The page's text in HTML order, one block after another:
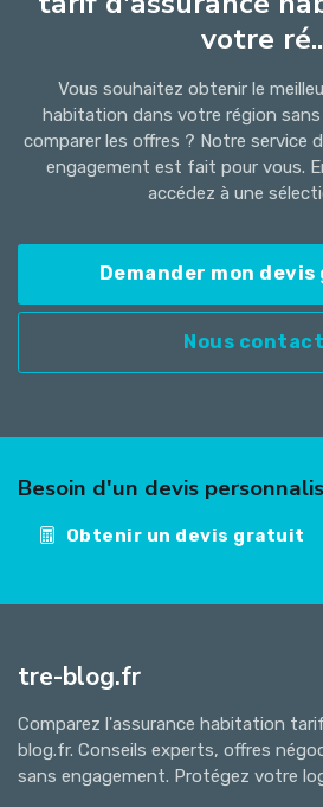
votre
Vous souhaitez obtenir le
habitation dans votre région sans
comparer les offres ? Notre service
engagement est fait pour vous.
accédez à une
Demander mon
Nous
Besoin d'un devis
Obtenir un devis gratuit
tre-blog.fr
Comparez l'assurance habitation
blog.fr. Conseils experts, offres
sans engagement. Protégez votre